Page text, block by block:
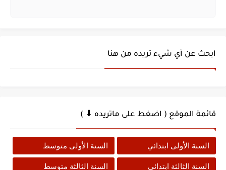
ابحث عن أي شيء تريده من هنا
قائمة الموقع ( اضغط على ماتريده ⬇ )
السنة الأولى ابتدائي السنة الأولى متوسط
السنة الثالثة ابتدائي السنة الثالثة متوسط